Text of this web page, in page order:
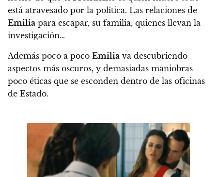
está atravesado por la política. Las relaciones de
Emilia para escapar, su familia, quienes llevan la
investigación…
Además poco a poco Emilia va descubriendo
aspectos más oscuros, y demasiadas maniobras
poco éticas que se esconden dentro de las oficinas
de Estado.